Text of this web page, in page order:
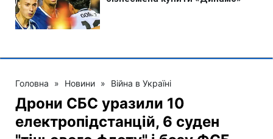
Головна » Новини » Війна в Україні
Дрони СБС уразили 10
електропідстанцій, 6 суден